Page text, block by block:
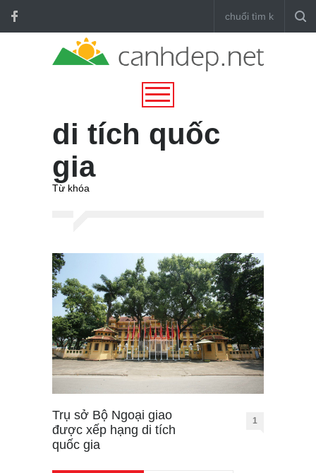
di tích quốc
gia
Từ khóa
Trụ sở Bộ Ngoại giao
được xếp hạng di tích
quốc gia
1